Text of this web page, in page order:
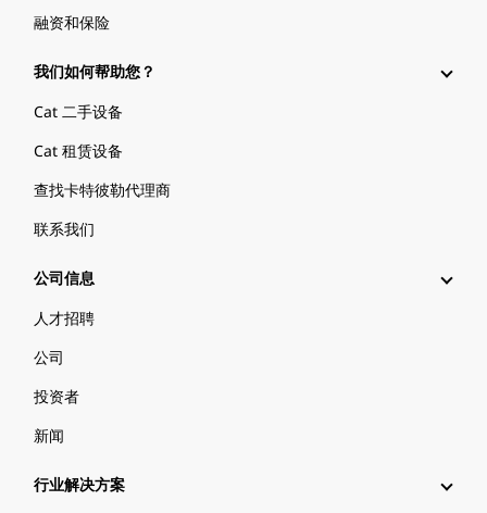
融资和保险
我们如何帮助您？
Cat 二手设备
Cat 租赁设备
查找卡特彼勒代理商
联系我们
公司信息
人才招聘
公司
投资者
新闻
行业解决方案